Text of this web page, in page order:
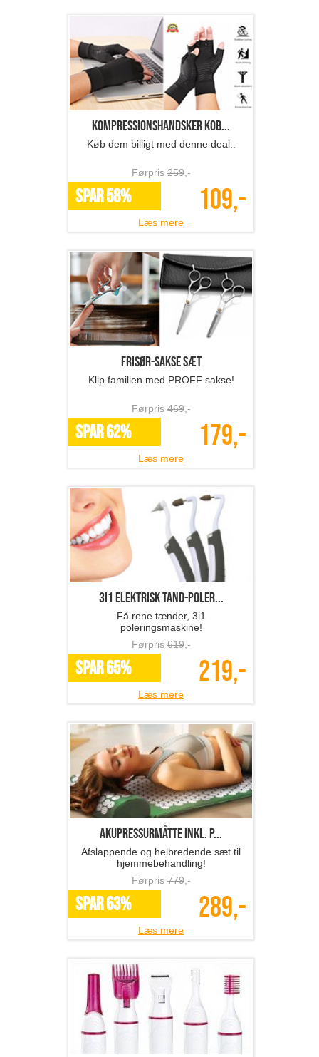
Kompressionshandsker kob...
Køb dem billigt med denne deal..
Førpris259,-
SPAR 58% 109,-
Læs mere
Frisør-sakse sæt
Klip familien med PROFF sakse!
Førpris469,-
SPAR 62% 179,-
Læs mere
3i1 elektrisk tand-poler...
Få rene tænder, 3i1
poleringsmaskine!
Førpris619,-
SPAR 65% 219,-
Læs mere
Akupressurmåtte inkl. p...
Afslappende og helbredende sæt til
hjemmebehandling!
Førpris779,-
SPAR 63% 289,-
Læs mere